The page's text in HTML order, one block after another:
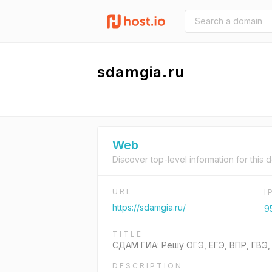
sdamgia.ru
Web
Discover top-level information for this
URL
https://sdamgia.ru/
TITLE
СДАМ ГИА: Решу ОГЭ, ЕГЭ, ВПР,
DESCRIPTION